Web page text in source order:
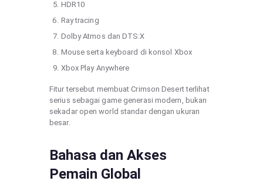
HDR10
Ray tracing
Dolby Atmos dan DTS:X
Mouse serta keyboard di konsol Xbox
Xbox Play Anywhere
Fitur tersebut membuat Crimson Desert terlihat
serius sebagai game generasi modern, bukan
sekadar open world standar dengan ukuran
besar.
Bahasa dan Akses
Pemain Global